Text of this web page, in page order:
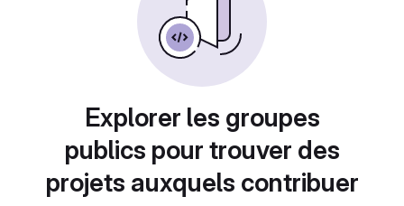
Explorer les groupes
publics pour trouver des
projets auxquels contribuer